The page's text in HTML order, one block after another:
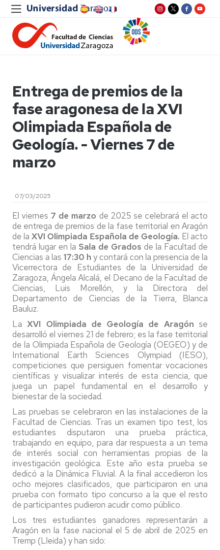
Entrega de premios de la
fase aragonesa de la XVI
Olimpiada Española de
Geología. - Viernes 7 de
marzo
07/03/2025
El viernes 7 de marzo de 2025 se celebrará el acto
de entrega de premios de la fase territorial en Aragón
de laXVI Olimpiada Española de Geología. El acto
tendrá lugar en la Sala de Grados de la Facultad de
Ciencias a las 17:30 h y contará con la presencia de la
Vicerrectora de Estudiantes de la Universidad de
Zaragoza, Ángela Alcalá, el Decano de la Facultad de
Ciencias, Luis Morellón, y la Directora del
Departamento de Ciencias de la Tierra, Blanca
Bauluz.
LaXVI Olimpiada de Geología de Aragón se
desarrolló el viernes 21 de febrero; es la fase territorial
de la Olimpiada Española de Geología (OEGEO) y de
International Earth Sciences Olympiad (IESO),
competiciones que persiguen fomentar vocaciones
científicas y visualizar interés de esta ciencia, que
juega un papel fundamental en el desarrollo y
bienestar de la sociedad.
Las pruebas se celebraron en las instalaciones de la
Facultad de Ciencias. Tras un examen tipo test, los
estudiantes disputaron una prueba práctica,
trabajando en equipo, para dar respuesta a un tema
de interés social con herramientas propias de la
investigación geológica. Este año esta prueba se
dedicó a la Dinámica Fluvial. A la final accedieron los
ocho mejores clasificados, que participaron en una
prueba con formato tipo concurso a la que el resto
de participantes pudieron acudir como público.
Los tres estudiantes ganadores representarán a
Aragón en la fase nacional el 5 de abril de 2025 en
Tremp (Lleida) y han sido: